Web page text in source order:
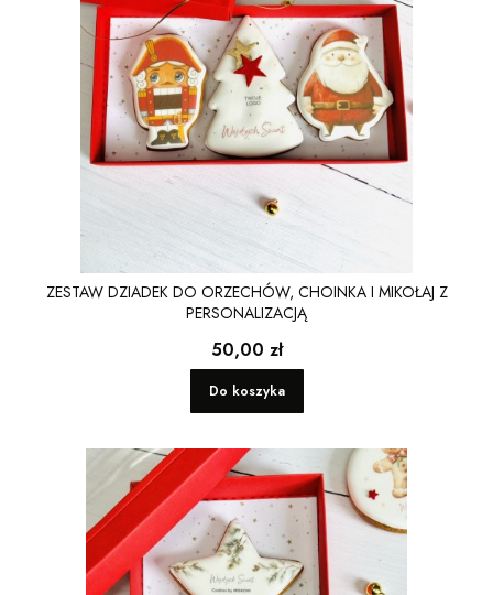
ZESTAW DZIADEK DO ORZECHÓW, CHOINKA I MIKOŁAJ Z
PERSONALIZACJĄ
Cena
50,00 zł
Do koszyka